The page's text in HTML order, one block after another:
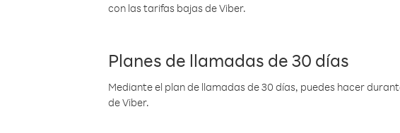
con las tarifas bajas de Viber.
Planes de llamadas de 30 días
Mediante el plan de llamadas de 30 días, puedes hacer
de Viber.